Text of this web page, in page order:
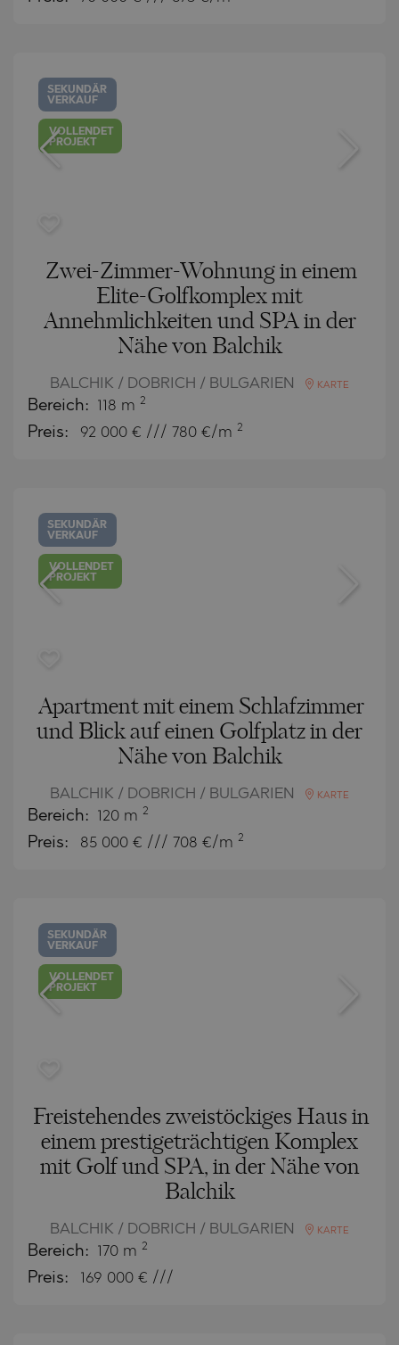
SEKUNDÄR
VERKAUF
VOLLENDET
PROJEKT
Zwei-Zimmer-Wohnung in einem
Elite-Golfkomplex mit
Annehmlichkeiten und SPA in der
Nähe von Balchik
BALCHIK / DOBRICH / BULGARIEN KARTE
Bereich: 118 m 2
Preis: 92 000 € /// 780 €/m 2
SEKUNDÄR
VERKAUF
VOLLENDET
PROJEKT
Apartment mit einem Schlafzimmer
und Blick auf einen Golfplatz in der
Nähe von Balchik
BALCHIK / DOBRICH / BULGARIEN KARTE
Bereich: 120 m 2
Preis: 85 000 € /// 708 €/m 2
SEKUNDÄR
VERKAUF
VOLLENDET
PROJEKT
Freistehendes zweistöckiges Haus in
einem prestigeträchtigen Komplex
mit Golf und SPA, in der Nähe von
Balchik
BALCHIK / DOBRICH / BULGARIEN KARTE
Bereich: 170 m 2
Preis: 169 000 € ///